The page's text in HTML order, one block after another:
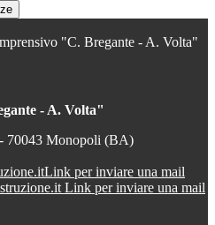
"C. Bregante - A. Volta"
- A. Volta"
70043 Monopoli (BA)
Link per inviare una mail
Link per inviare una mail